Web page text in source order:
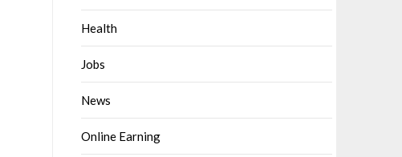
Health
Jobs
News
Online Earning